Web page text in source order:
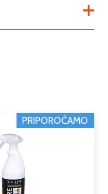
PRIPOROČAMO